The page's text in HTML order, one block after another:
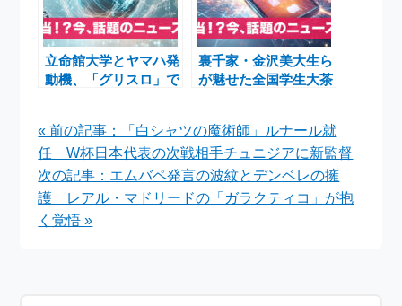
立命館大学とヤマハ発
動機、「グリスロ」で
裏千家・金沢美大生ら
が魅せた全国学生大茶
« 前の記事：「白シャツの魔術師」ルナール就
任 W杯日本代表の次戦相手チュニジアに新監督
次の記事：エムバペ発言の波紋とデンベレの擁
護 レアル・マドリードの「ガラクティコ」が抱
く覚悟 »